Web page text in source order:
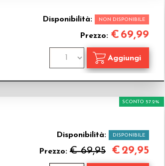
Disponibilità: NON DISPONIBILE
Prezzo: € 69,99
Disponibilità: DISPONIBILE
Prezzo: € 69,95
SCONTO 57.2%
€ 29,95